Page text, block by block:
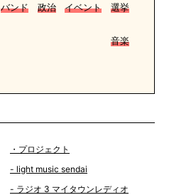
バンド 政治 イベント 選挙
音楽
・プロジェクト
- light music sendai
- ラジオ 3 マイタウンレディオ